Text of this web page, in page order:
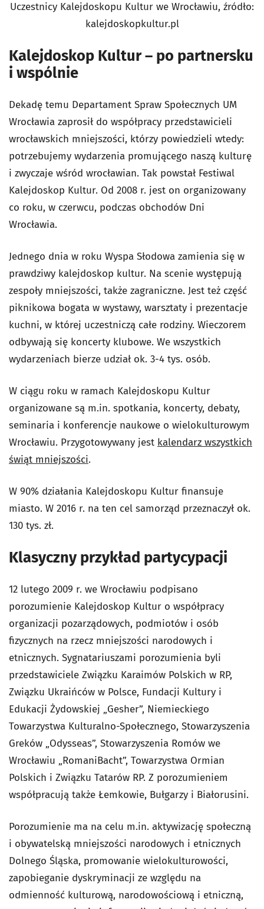
Uczestnicy Kalejdoskopu Kultur we Wrocławiu, źródło:
kalejdoskopkultur.pl
Kalejdoskop Kultur – po partnersku
i wspólnie
Dekadę temu Departament Spraw Społecznych UM
Wrocławia zaprosił do współpracy przedstawicieli
wrocławskich mniejszości, którzy powiedzieli wtedy:
potrzebujemy wydarzenia promującego naszą kulturę
i zwyczaje wśród wrocławian. Tak powstał Festiwal
Kalejdoskop Kultur. Od 2008 r. jest on organizowany
co roku, w czerwcu, podczas obchodów Dni
Wrocławia.
Jednego dnia w roku Wyspa Słodowa zamienia się w
prawdziwy kalejdoskop kultur. Na scenie występują
zespoły mniejszości, także zagraniczne. Jest też część
piknikowa bogata w wystawy, warsztaty i prezentacje
kuchni, w której uczestniczą całe rodziny. Wieczorem
odbywają się koncerty klubowe. We wszystkich
wydarzeniach bierze udział ok. 3-4 tys. osób.
W ciągu roku w ramach Kalejdoskopu Kultur
organizowane są m.in. spotkania, koncerty, debaty,
seminaria i konferencje naukowe o wielokulturowym
Wrocławiu. Przygotowywany jest kalendarz wszystkich
świąt mniejszości.
W 90% działania Kalejdoskopu Kultur finansuje
miasto. W 2016 r. na ten cel samorząd przeznaczył ok.
130 tys. zł.
Klasyczny przykład partycypacji
12 lutego 2009 r. we Wrocławiu podpisano
porozumienie Kalejdoskop Kultur o współpracy
organizacji pozarządowych, podmiotów i osób
fizycznych na rzecz mniejszości narodowych i
etnicznych. Sygnatariuszami porozumienia byli
przedstawiciele Związku Karaimów Polskich w RP,
Związku Ukraińców w Polsce, Fundacji Kultury i
Edukacji Żydowskiej „Gesher”, Niemieckiego
Towarzystwa Kulturalno-Społecznego, Stowarzyszenia
Greków „Odysseas”, Stowarzyszenia Romów we
Wrocławiu „RomaniBacht”, Towarzystwa Ormian
Polskich i Związku Tatarów RP. Z porozumieniem
współpracują także Łemkowie, Bułgarzy i Białorusini.
Porozumienie ma na celu m.in. aktywizację społeczną
i obywatelską mniejszości narodowych i etnicznych
Dolnego Śląska, promowanie wielokulturowości,
zapobieganie dyskryminacji ze względu na
odmienność kulturową, narodowościową i etniczną,